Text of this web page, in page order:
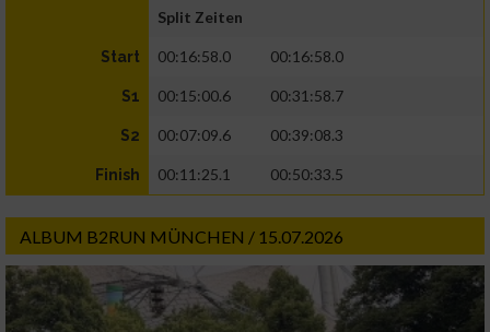
Split Zeiten
Start 00:16:58.0 00:16:58.0
S1 00:15:00.6 00:31:58.7
S2 00:07:09.6 00:39:08.3
Finish 00:11:25.1 00:50:33.5
ALBUM B2RUN MÜNCHEN / 15.07.2026